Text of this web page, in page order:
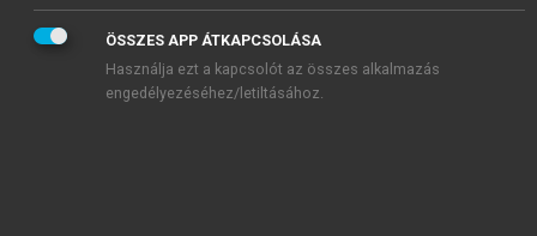
ÖSSZES APP ÁTKAPCSOLÁSA
Használja ezt a kapcsolót az összes alkalmazás
engedélyezéséhez/letiltásához.